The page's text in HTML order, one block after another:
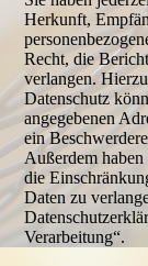
Herkunft,
Recht, die
verlangen.
Datenschutz
angegebenen
ein
Außerdem
die
Daten zu
Verarbeitung“.